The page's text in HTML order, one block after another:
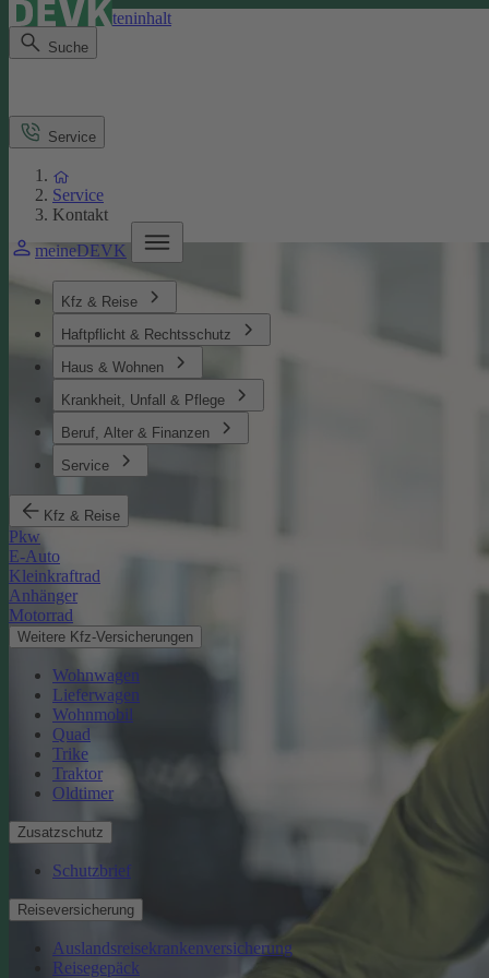
Direkt zum Seiteninhalt
Suche
meineDEVK
Kfz & Reise
Haftpflicht & Rechtsschutz
Haus & Wohnen
Krankheit, Unfall & Pflege
Beruf, Alter & Finanzen
Service
Kfz & Reise
Pkw
E-Auto
Kleinkraftrad
Anhänger
Motorrad
Weitere Kfz-Versicherungen
Wohnwagen
Lieferwagen
Wohnmobil
Quad
Trike
Traktor
Oldtimer
Zusatzschutz
Schutzbrief
Reiseversicherung
Auslandsreisekrankenversicherung
Reisegepäck
Service
Service
Kontakt